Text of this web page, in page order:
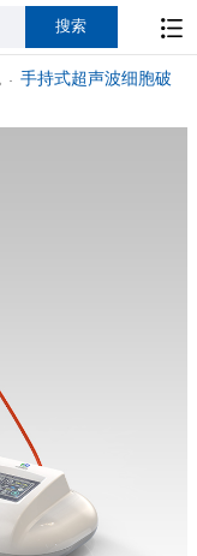
手持式超声波细胞破